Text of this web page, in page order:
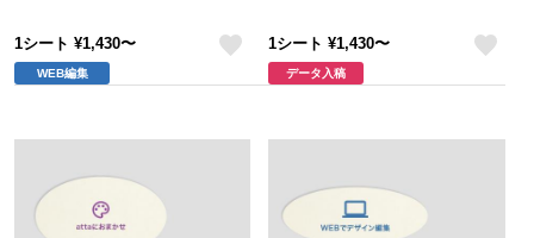
1シート ¥1,430〜
WEB編集
1シート ¥1,430〜
データ入稿